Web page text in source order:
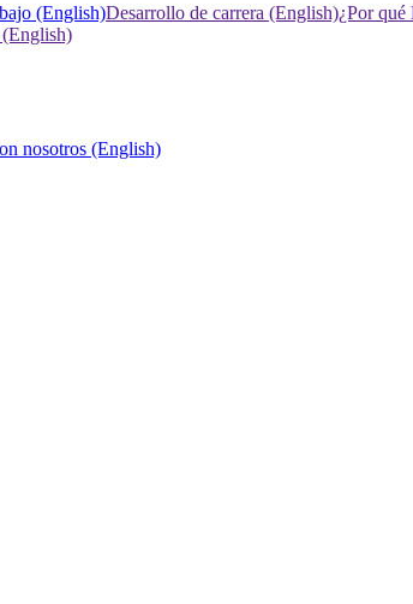
(English)Desarrollo de carrera (English)¿Por
nosotros (English)